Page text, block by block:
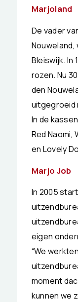
Marjoland
De vader
Bleiswijk. In
rozen. Nu
den
uitgegroeid
In de
Red Naomi,
en Lovely
Marjo Job
In 2005
eigen
“We
moment
kunnen we